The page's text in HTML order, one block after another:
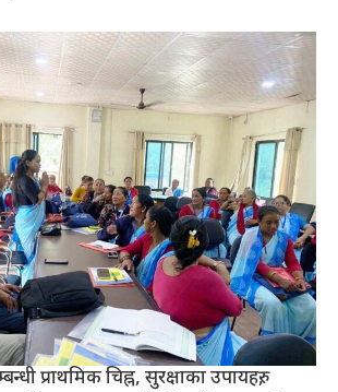
प्राथमिक चिह्न, सुरक्षाका उपायहरु,